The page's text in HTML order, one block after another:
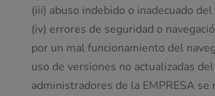
(iii) abuso indebido o inadecuado
(iv) errores de seguridad o
por un mal funcionamiento del
uso de versiones no actualizadas
administradores de la EMPRESA se